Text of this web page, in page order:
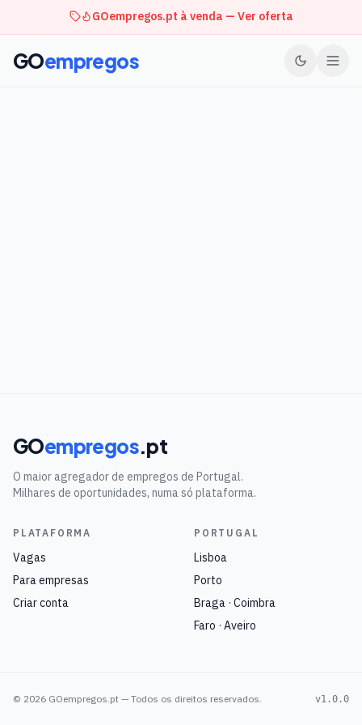
GOempregos.pt à venda — Ver oferta
GOempregos
GOempregos.pt
O maior agregador de empregos de Portugal.
Milhares de oportunidades, numa só plataforma.
PLATAFORMA
Vagas
Para empresas
Criar conta
PORTUGAL
Lisboa
Porto
Braga · Coimbra
Faro · Aveiro
© 2026 GOempregos.pt — Todos os direitos reservados. v1.0.0